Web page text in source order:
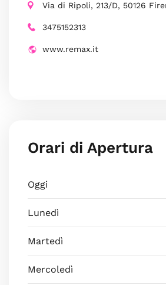
Via di Ripoli, 213/D, 50126
3475152313
www.remax.it
Orari di Apertura
Oggi
Lunedì
Martedì
Mercoledì